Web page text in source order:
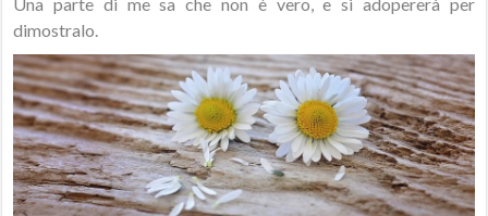
dimostralo.